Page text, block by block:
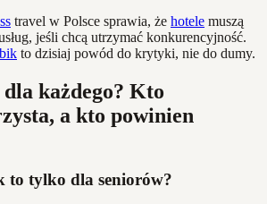
travel w Polsce sprawia, że hotele muszą
jeśli chcą utrzymać konkurencyjność.
to dzisiaj powód do krytyki, nie do dumy.
każdego? Kto
a kto powinien
to tylko dla seniorów?